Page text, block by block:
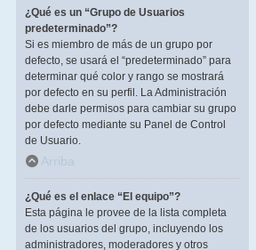
¿Qué es un “Grupo de Usuarios
predeterminado”?
Si es miembro de más de un grupo por
defecto, se usará el “predeterminado” para
determinar qué color y rango se mostrará
por defecto en su perfil. La Administración
debe darle permisos para cambiar su grupo
por defecto mediante su Panel de Control
de Usuario.
Arriba
¿Qué es el enlace “El equipo”?
Esta página le provee de la lista completa
de los usuarios del grupo, incluyendo los
administradores, moderadores y otros